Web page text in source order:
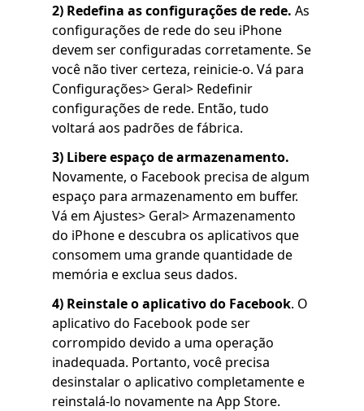
2) Redefina as configurações de rede. As
configurações de rede do seu iPhone
devem ser configuradas corretamente. Se
você não tiver certeza, reinicie-o. Vá para
Configurações> Geral> Redefinir
configurações de rede. Então, tudo
voltará aos padrões de fábrica.
3) Libere espaço de armazenamento.
Novamente, o Facebook precisa de algum
espaço para armazenamento em buffer.
Vá em Ajustes> Geral> Armazenamento
do iPhone e descubra os aplicativos que
consomem uma grande quantidade de
memória e exclua seus dados.
4) Reinstale o aplicativo do Facebook. O
aplicativo do Facebook pode ser
corrompido devido a uma operação
inadequada. Portanto, você precisa
desinstalar o aplicativo completamente e
reinstalá-lo novamente na App Store.